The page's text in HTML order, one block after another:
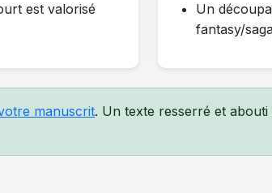
est valorisé
Un
fantasy/
manuscrit. Un texte resserré et